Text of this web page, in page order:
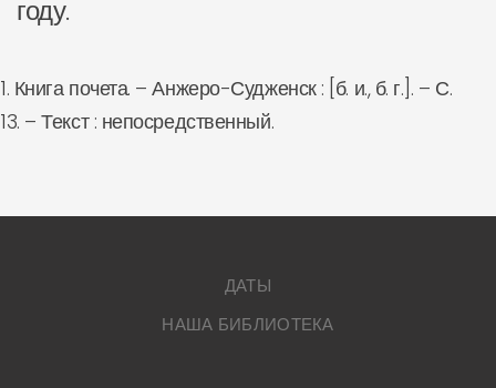
году.
1. Книга почета. – Анжеро-Судженск : [б. и., б. г.]. – С.
13. – Текст : непосредственный.
ДАТЫ
НАША БИБЛИОТЕКА